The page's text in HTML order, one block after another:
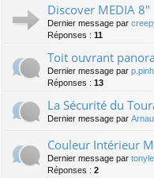
Discover MEDIA 8"
Dernier message par
Réponses : 11
Toit ouvrant
Dernier message par
Réponses : 13
La Sécurité du
Dernier message par
Couleur Intérieur
Dernier message par
Réponses : 2